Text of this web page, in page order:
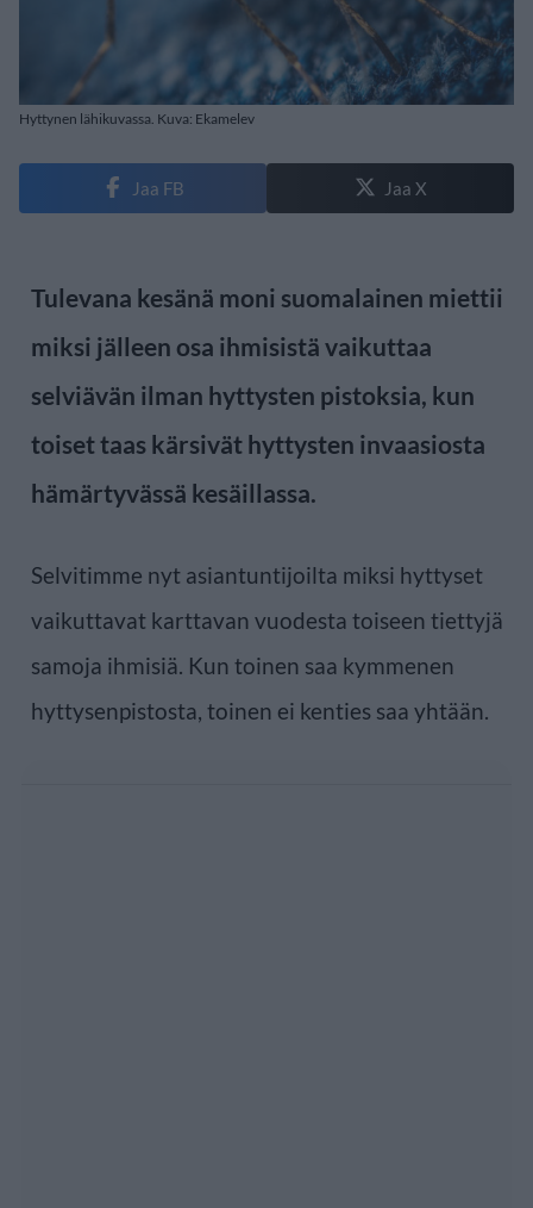
Hyttynen lähikuvassa. Kuva: Ekamelev
Jaa FB Jaa X
Tulevana kesänä moni suomalainen miettii
miksi jälleen osa ihmisistä vaikuttaa
selviävän ilman hyttysten pistoksia, kun
toiset taas kärsivät hyttysten invaasiosta
hämärtyvässä kesäillassa.
Selvitimme nyt asiantuntijoilta miksi hyttyset
vaikuttavat karttavan vuodesta toiseen tiettyjä
samoja ihmisiä. Kun toinen saa kymmenen
hyttysenpistosta, toinen ei kenties saa yhtään.